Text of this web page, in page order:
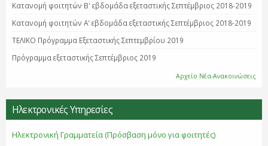
Κατανομή φοιτητών B' εβδομάδα εξεταστικής Σεπτέμβριος 2018-2019
Κατανομή φοιτητών Α' εβδομάδα εξεταστικής Σεπτέμβριος 2018-2019
ΤΕΛΙΚΟ Πρόγραμμα Εξεταστικής Σεπτεμβρίου 2019
Πρόγραμμα εξεταστικής Σεπτέμβριος 2019
Αρχείο Νέα-Ανακοινώσεις
Ηλεκτρονικές Υπηρεσίες
Ηλεκτρονική Γραμματεία (Πρόσβαση μόνο για φοιτητές)